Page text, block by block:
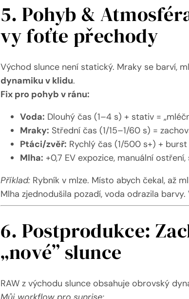
5. Pohyb &
vy foťte přechody
Východ slunce není statický. Mraky se barví,
dynamiku v klidu.
Fix pro pohyb v ránu:
Voda: Dlouhý čas (1–4 s) + stativ =
Mraky: Střední čas (1/15–1/60 s) =
Ptáci/zvěř: Rychlý čas (1/500 s+) +
Mlha: +0,7 EV expozice, manuální
Příklad: Rybník v mlze. Místo abych čekal, až
Mlha zjednodušila pozadí, voda odrazila
6. Postprodukce:
„nové” slunce
RAW z východu slunce obsahuje obrovský